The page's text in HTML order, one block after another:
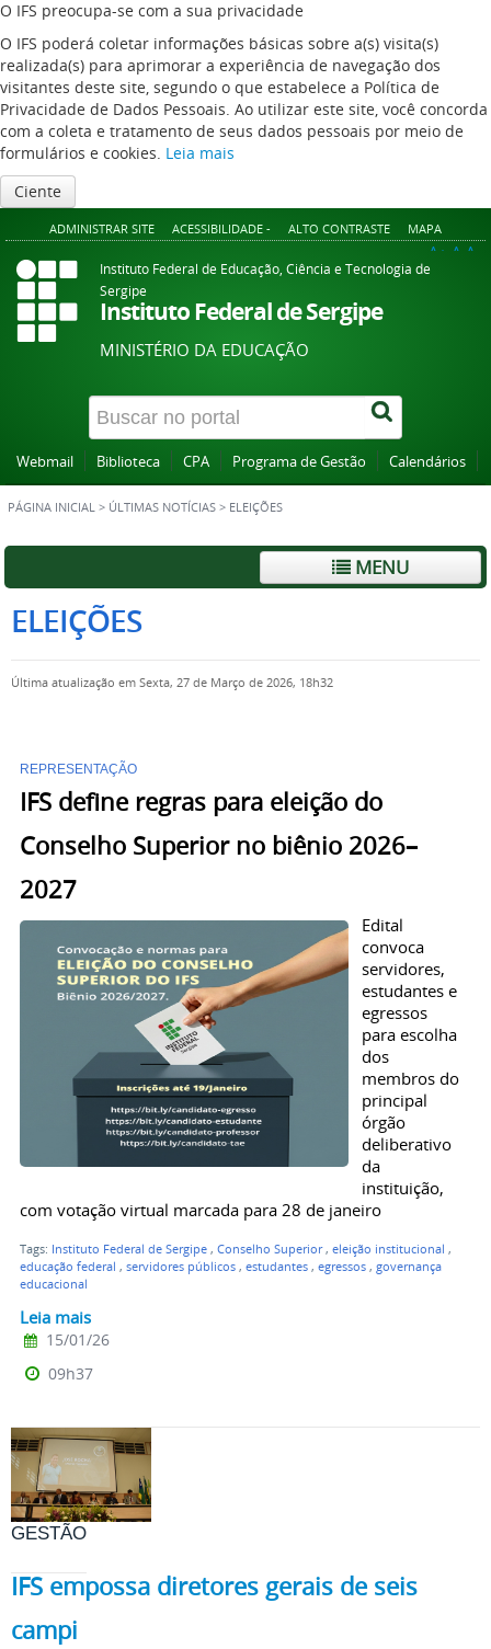
O IFS preocupa-se com a sua privacidade
O IFS poderá coletar informações básicas sobre a(s) visita(s)
realizada(s) para aprimorar a experiência de navegação dos
visitantes deste site, segundo o que estabelece a Política de
Privacidade de Dados Pessoais. Ao utilizar este site, você concorda
com a coleta e tratamento de seus dados pessoais por meio de
formulários e cookies. Leia mais
Ciente
ADMINISTRAR SITE ACESSIBILIDADE - ALTO CONTRASTE MAPA
A+ A A-
Instituto Federal de Educação, Ciência e Tecnologia de
Sergipe
Instituto Federal de Sergipe
MINISTÉRIO DA EDUCAÇÃO
Webmail Biblioteca CPA Programa de Gestão Calendários
PÁGINA INICIAL > ÚLTIMAS NOTÍCIAS > ELEIÇÕES
MENU
ELEIÇÕES
Última atualização em Sexta, 27 de Março de 2026, 18h32
REPRESENTAÇÃO
IFS define regras para eleição do
Conselho Superior no biênio 2026–
2027
Edital
convoca
servidores,
estudantes e
egressos
para escolha
dos
membros do
principal
órgão
deliberativo
da
instituição,
com votação virtual marcada para 28 de janeiro
Tags: Instituto Federal de Sergipe , Conselho Superior , eleição institucional ,
educação federal , servidores públicos , estudantes , egressos , governança
educacional
Leia mais
15/01/26
09h37
GESTÃO
IFS empossa diretores gerais de seis
campi